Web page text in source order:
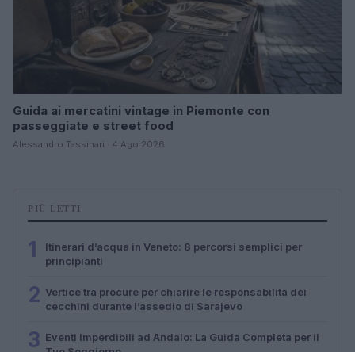
Guida ai mercatini vintage in Piemonte con
passeggiate e street food
Alessandro Tassinari · 4 Ago 2026
PIÙ LETTI
1
Itinerari d’acqua in Veneto: 8 percorsi semplici per
principianti
2 Vertice tra procure per chiarire le responsabilità dei
cecchini durante l’assedio di Sarajevo
3 Eventi Imperdibili ad Andalo: La Guida Completa per il